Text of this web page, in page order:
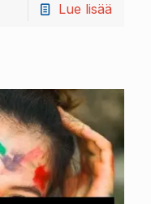
Lue lisää